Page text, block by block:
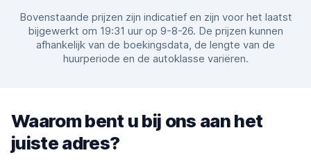
Bovenstaande prijzen zijn indicatief en zijn voor het laatst
bijgewerkt om 19:31 uur op 9-8-26. De prijzen kunnen
afhankelijk van de boekingsdata, de lengte van de
huurperiode en de autoklasse variëren.
Waarom bent u bij ons aan het
juiste adres?